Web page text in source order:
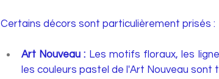
Certains décors sont particulièrement prisés :
Art Nouveau : Les motifs floraux, les
les couleurs pastel de l'Art Nouveau sont